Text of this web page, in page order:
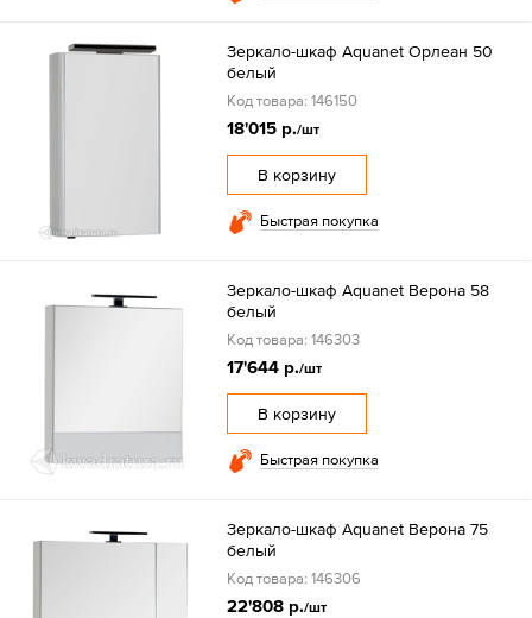
Зеркало-шкаф Aquanet Орлеан 50
белый
Код товара: 146150
18'015 р./шт
В корзину
Быстрая покупка
Зеркало-шкаф Aquanet Верона 58
белый
Код товара: 146303
17'644 р./шт
В корзину
Быстрая покупка
Зеркало-шкаф Aquanet Верона 75
белый
Код товара: 146306
22'808 р./шт